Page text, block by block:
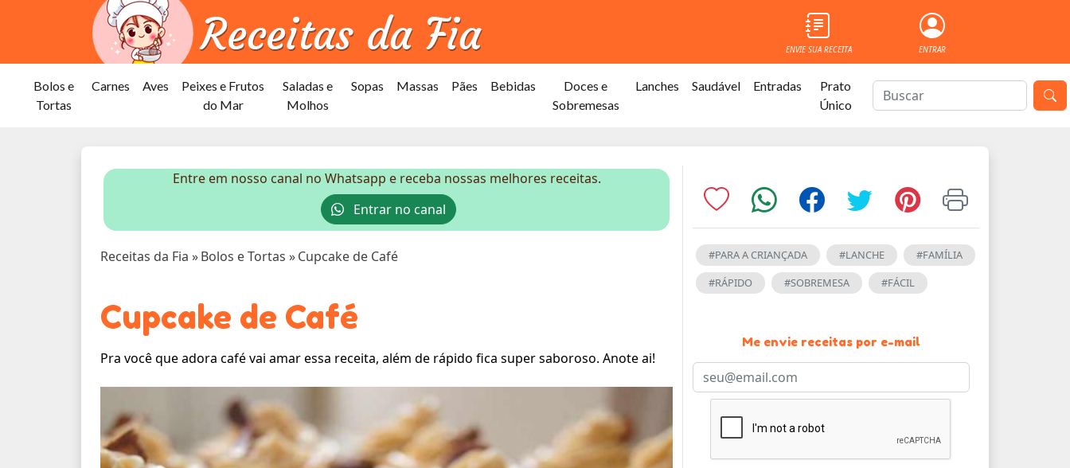
ENVIE SUA RECEITA ENTRAR
Bolos e
Tortas
Carnes Aves
Peixes e Frutos
do Mar
Saladas e
Molhos
Sopas Massas Pães Bebidas
Doces e
Sobremesas
Lanches Saudável Entradas
Prato
Único
Entre em nosso canal no Whatsapp e receba nossas melhores receitas.
Entrar no canal
Receitas da Fia »Bolos e Tortas »Cupcake de Café
Cupcake de Café
Pra você que adora café vai amar essa receita, além de rápido fica super saboroso. Anote ai!
#PARA A CRIANÇADA #LANCHE
#FAMÍLIA
#RÁPIDO
#SOBREMESA #FÁCIL
Me envie receitas por e-mail